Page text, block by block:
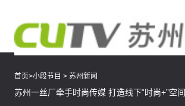
首页>小段节目 > 苏州新闻
苏州一丝厂牵手时尚传媒 打造线下“时尚+”空间